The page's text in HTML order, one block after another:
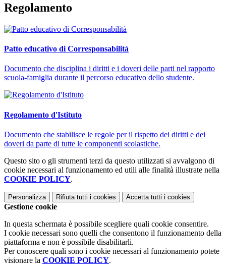
Regolamento
Patto educativo di Corresponsabilità
Documento che disciplina i diritti e i doveri delle parti nel rapporto
scuola-famiglia durante il percorso educativo dello studente.
Regolamento d'Istituto
Documento che stabilisce le regole per il rispetto dei diritti e dei
doveri da parte di tutte le componenti scolastiche.
Questo sito o gli strumenti terzi da questo utilizzati si avvalgono di
cookie necessari al funzionamento ed utili alle finalità illustrate nella
COOKIE POLICY.
Personalizza Rifiuta tutti i cookies Accetta tutti i cookies
Gestione cookie
In questa schermata è possibile scegliere quali cookie consentire.
I cookie necessari sono quelli che consentono il funzionamento della
piattaforma e non è possibile disabilitarli.
Per conoscere quali sono i cookie necessari al funzionamento potete
visionare la COOKIE POLICY.